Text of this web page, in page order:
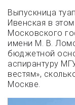
Выпускница
Ивенская в
Московского
имени М. В.
бюджетной
аспирантуру
вестям»,
Москве.